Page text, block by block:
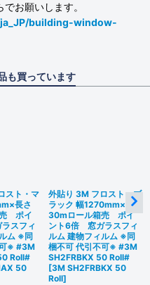
お願いします。
building-window-
も買っています
スト・マ
長さ
ポイ
スフィ
ム ※同
※ #3M
Roll#
50
外貼り 3M フロスト・ブ
ラック 幅1270mm×長さ
30mロール箱売 ポイ
ント6倍 窓ガラスフィ
ルム 建物フィルム ※同
梱不可 代引不可※ #3M
SH2FRBKX 50 Roll#
[3M SH2FRBKX 50
Roll]